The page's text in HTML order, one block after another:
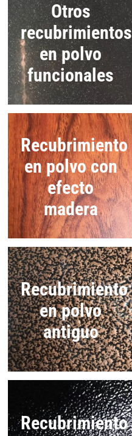
Otros
recubrimientos
en polvo
funcionales
Recubrimiento
en polvo con
efecto
madera
Recubrimiento
en polvo
antiguo
Recubrimiento